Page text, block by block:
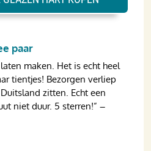
paar
maken. Het is echt heel
tientjes! Bezorgen verliep
zitten. Echt een
niet duur. 5 sterren!” –